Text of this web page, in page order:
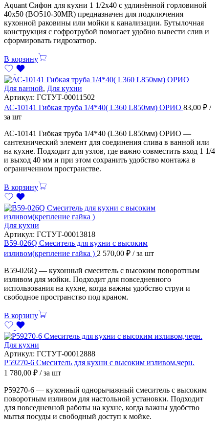
Aquant Сифон для кухни 1 1/2х40 с удлинённой горловиной
40х50 (ВО510-30MR) предназначен для подключения
кухонной раковины или мойки к канализации. Бутылочная
конструкция с гофротрубой помогает удобно вывести слив и
сформировать гидрозатвор.
В корзину
Для ванной, Для кухни
Артикул: ГСТУТ-00011502
АС-10141 Гибкая труба 1/4*40( L360 L850мм) ОРИО 83,00 ₽ /
за шт
АС-10141 Гибкая труба 1/4*40 (L360 L850мм) ОРИО —
сантехнический элемент для соединения слива в ванной или
на кухне. Подходит для узлов, где важно совместить вход 1 1/4
и выход 40 мм и при этом сохранить удобство монтажа в
ограниченном пространстве.
В корзину
Для кухни
Артикул: ГСТУТ-00013818
В59-026Q Смеситель для кухни с высоким
изливом(крепление гайка ) 2 570,00 ₽ / за шт
В59-026Q — кухонный смеситель с высоким поворотным
изливом для мойки. Подходит для повседневного
использования на кухне, когда важны удобство струи и
свободное пространство под краном.
В корзину
Для кухни
Артикул: ГСТУТ-00012888
Р59270-6 Смеситель для кухни с высоким изливом,черн.
1 780,00 ₽ / за шт
Р59270-6 — кухонный однорычажный смеситель с высоким
поворотным изливом для настольной установки. Подходит
для повседневной работы на кухне, когда важны удобство
мытья посуды и свободный доступ к мойке.